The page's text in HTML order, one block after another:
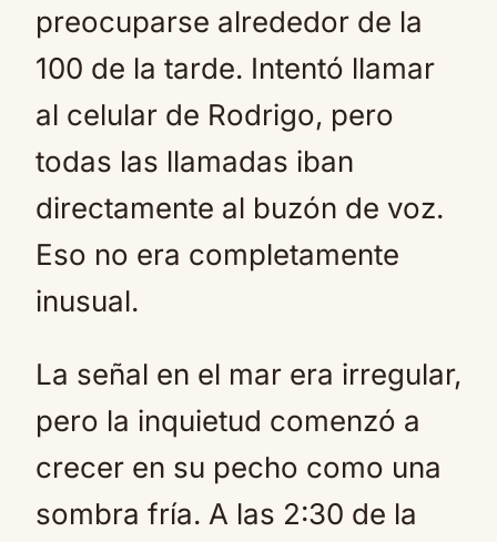
preocuparse alrededor de la
100 de la tarde. Intentó llamar
al celular de Rodrigo, pero
todas las llamadas iban
directamente al buzón de voz.
Eso no era completamente
inusual.
La señal en el mar era irregular,
pero la inquietud comenzó a
crecer en su pecho como una
sombra fría. A las 2:30 de la